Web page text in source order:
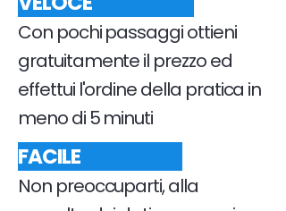
Con pochi passaggi ottieni
gratuitamente il prezzo ed
effettui l'ordine della pratica in
meno di 5 minuti
FACILE
Non preoccuparti, alla